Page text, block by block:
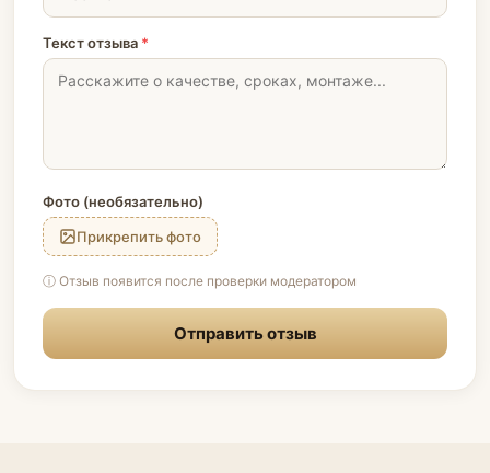
Текст отзыва *
Фото (необязательно)
Прикрепить фото
ⓘ Отзыв появится после проверки модератором
Отправить отзыв